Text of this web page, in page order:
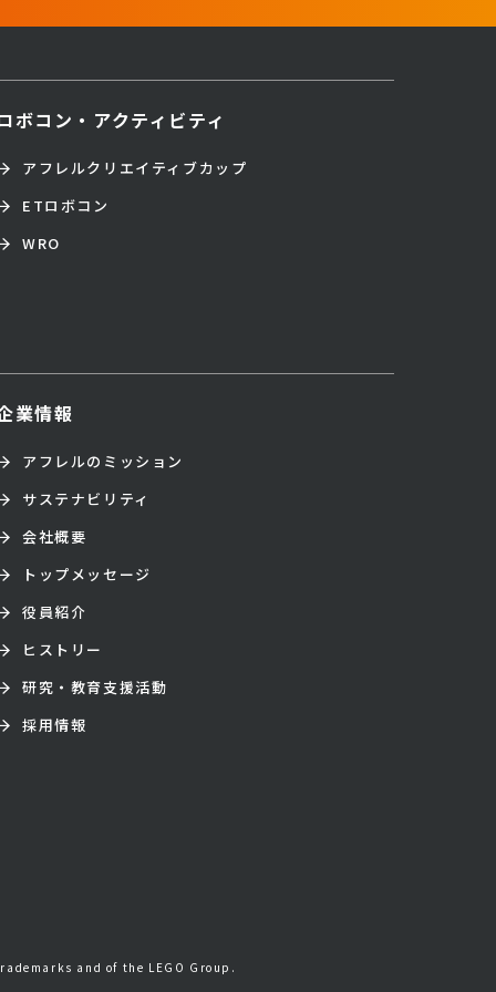
ボコン・アクティビティ
アフレルクリエイティブカップ
ETロボコン
WRO
業情報
アフレルのミッション
サステナビリティ
会社概要
トップメッセージ
役員紹介
ヒストリー
研究・教育支援活動
採用情報
and of the LEGO Group.